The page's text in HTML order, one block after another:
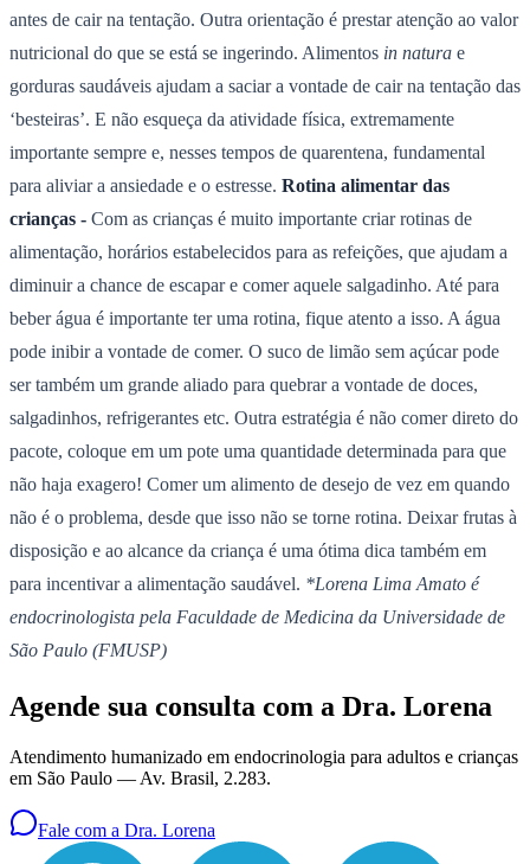
antes de cair na tentação. Outra orientação é prestar atenção ao valor
nutricional do que se está se ingerindo. Alimentos in natura e
gorduras saudáveis ajudam a saciar a vontade de cair na tentação das
‘besteiras’. E não esqueça da atividade física, extremamente
importante sempre e, nesses tempos de quarentena, fundamental
para aliviar a ansiedade e o estresse. Rotina alimentar das
crianças - Com as crianças é muito importante criar rotinas de
alimentação, horários estabelecidos para as refeições, que ajudam a
diminuir a chance de escapar e comer aquele salgadinho. Até para
beber água é importante ter uma rotina, fique atento a isso. A água
pode inibir a vontade de comer. O suco de limão sem açúcar pode
ser também um grande aliado para quebrar a vontade de doces,
salgadinhos, refrigerantes etc. Outra estratégia é não comer direto do
pacote, coloque em um pote uma quantidade determinada para que
não haja exagero! Comer um alimento de desejo de vez em quando
não é o problema, desde que isso não se torne rotina. Deixar frutas à
disposição e ao alcance da criança é uma ótima dica também em
para incentivar a alimentação saudável. *Lorena Lima Amato é
endocrinologista pela Faculdade de Medicina da Universidade de
São Paulo (FMUSP)
Agende sua consulta com a Dra. Lorena
Atendimento humanizado em endocrinologia para adultos e crianças
em São Paulo — Av. Brasil, 2.283.
Fale com a Dra. Lorena